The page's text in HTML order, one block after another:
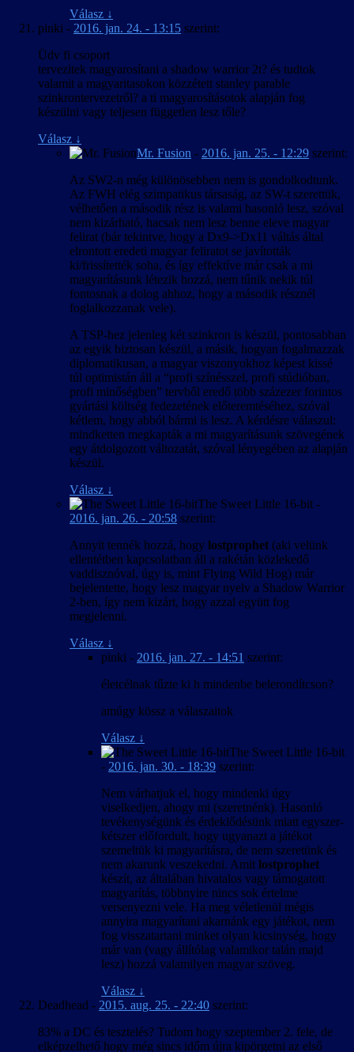
Válasz ↓
pinki - 2016. jan. 24. - 13:15 szerint:
Üdv fi csoport
tervezitek magyarosítani a shadow warrior 2t? és tudtok
valamit a magyaritasokon közzétett stanley parable
szinkrontervezetről? a ti magyarosításotok alapján fog
készülni vagy teljesen független lesz tőle?
Válasz ↓
Mr. Fusion - 2016. jan. 25. - 12:29 szerint:
Az SW2-n még különösebben nem is gondolkodtunk.
Az FWH elég szimpatikus társaság, az SW-t szerettük,
vélhetően a második rész is valami hasonló lesz, szóval
nem kizárható, hacsak nem lesz benne eleve magyar
felirat (bár tekintve, hogy a Dx9->Dx11 váltás által
elrontott eredeti magyar feliratot se javították
ki/frissítették soha, és így effektíve már csak a mi
magyarításunk létezik hozzá, nem tűnik nekik túl
fontosnak a dolog ahhoz, hogy a második résznél
foglalkozzanak vele).
A TSP-hez jelenleg két szinkron is készül, pontosabban
az egyik biztosan készül, a másik, hogyan fogalmazzak
diplomatikusan, a magyar viszonyokhoz képest kissé
túl optimistán áll a “profi színésszel, profi stúdióban,
profi minőségben” tervből eredő több százezer forintos
gyártási költség fedezetének előteremtéséhez, szóval
kétlem, hogy abból bármi is lesz. A kérdésre válaszul:
mindketten megkapták a mi magyarításunk szövegének
egy átdolgozott változatát, szóval lényegében az alapján
készül.
Válasz ↓
The Sweet Little 16-bit -
2016. jan. 26. - 20:58 szerint:
Annyit tennék hozzá, hogy lostprophet (aki velünk
ellentétben kapcsolatban áll a rakétán közlekedő
vaddisznóval, úgy is, mint Flying Wild Hog) már
bejelentette, hogy lesz magyar nyelv a Shadow Warrior
2-ben, így nem kizárt, hogy azzal együtt fog
megjelenni.
Válasz ↓
pinki - 2016. jan. 27. - 14:51 szerint:
életcélnak tűzte ki h mindenbe belerondítcson?
amúgy kössz a válaszaitok
Válasz ↓
The Sweet Little 16-bit
- 2016. jan. 30. - 18:39 szerint:
Nem várhatjuk el, hogy mindenki úgy
viselkedjen, ahogy mi (szeretnénk). Hasonló
tevékenységünk és érdeklődésünk miatt egyszer-
kétszer előfordult, hogy ugyanazt a játékot
szemeltük ki magyarításra, de nem szeretünk és
nem akarunk veszekedni. Amit lostprophet
készít, az általában hivatalos vagy támogatott
magyarítás, többnyire nincs sok értelme
versenyezni vele. Ha meg véletlenül mégis
annyira magyarítani akarnánk egy játékot, nem
fog visszatartani minket olyan kicsinység, hogy
már van (vagy állítólag valamikor talán majd
lesz) hozzá valamilyen magyar szöveg.
Válasz ↓
Deadhead - 2015. aug. 25. - 22:40 szerint:
83% a DC és tesztelés? Tudom hogy szeptember 2. fele, de
elképzelhető hogy még sincs időm újra kipörgetni az első